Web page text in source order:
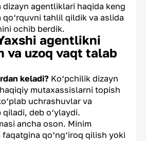
dizayn agentliklari haqida keng
tahlil qildik va aslida
ochib berdik.
agentlikni
va uzoq vaqt talab
keladi? Ko‘pchilik dizayn
mutaxassislarni topish
uchrashuvlar va
deb o‘ylaydi.
ancha oson. Minim
qo‘ng‘iroq qilish yoki